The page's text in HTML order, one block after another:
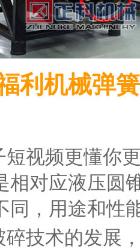
利机械弹
短视频更懂你
相对应液压圆
同，用途和性
碎技术的发展